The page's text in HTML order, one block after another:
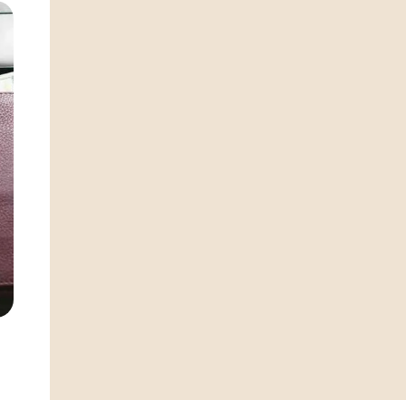
approuvés